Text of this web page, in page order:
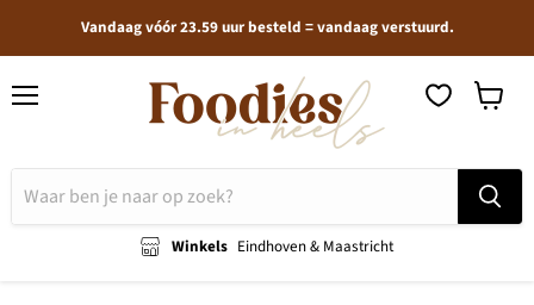
Vandaag vóór 23.59 uur besteld = vandaag verstuurd.
Winkels Eindhoven & Maastricht